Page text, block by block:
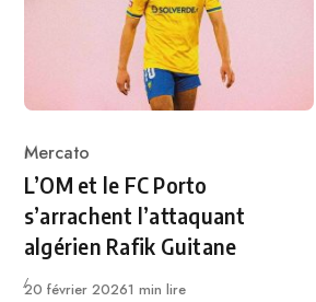
Category
Mercato
L’OM et le FC Porto
s’arrachent l’attaquant
algérien Rafik Guitane
Publié
20 février 20261 min lire